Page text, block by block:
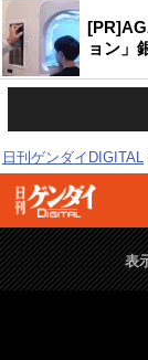
ョン」
日刊ゲンダイDIGITAL
表